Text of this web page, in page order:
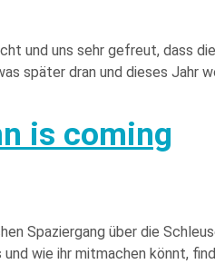
und uns sehr gefreut, dass
später dran und dieses Jahr
is coming
Spaziergang über die
wie ihr mitmachen könnt,